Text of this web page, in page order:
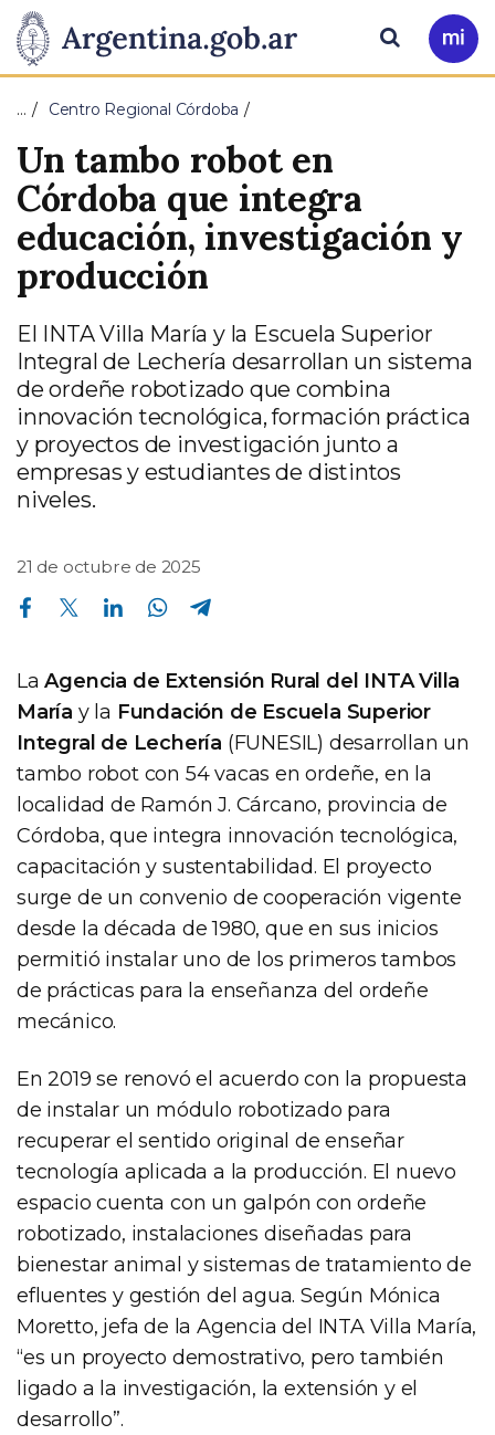
Presidencia
de
la
Nación
Pasar al contenido principal
Ir
a
Buscar
… Centro Regional Córdoba
Un tambo robot en
Córdoba que integra
educación, investigación y
producción
El INTA Villa María y la Escuela Superior
Integral de Lechería desarrollan un sistema
de ordeñe robotizado que combina
innovación tecnológica, formación práctica
y proyectos de investigación junto a
empresas y estudiantes de distintos
niveles.
21 de octubre de 2025
Compartir en Facebook Compartir en Twitter Compartir en Linkedin Compartir en Whatsapp
LaAgencia de Extensión Rural del INTA Villa
María y la Fundación de Escuela Superior
Integral de Lechería (FUNESIL) desarrollan un
tambo robot con 54 vacas en ordeñe, en la
localidad de Ramón J. Cárcano, provincia de
Córdoba, que integra innovación tecnológica,
capacitación y sustentabilidad. El proyecto
surge de un convenio de cooperación vigente
desde la década de 1980, que en sus inicios
permitió instalar uno de los primeros tambos
de prácticas para la enseñanza del ordeñe
mecánico.
En 2019 se renovó el acuerdo con la propuesta
de instalar un módulo robotizado para
recuperar el sentido original de enseñar
tecnología aplicada a la producción. El nuevo
espacio cuenta con un galpón con ordeñe
robotizado, instalaciones diseñadas para
bienestar animal y sistemas de tratamiento de
efluentes y gestión del agua. Según Mónica
Moretto, jefa de la Agencia del INTA Villa María,
“es un proyecto demostrativo, pero también
ligado a la investigación, la extensión y el
desarrollo”.